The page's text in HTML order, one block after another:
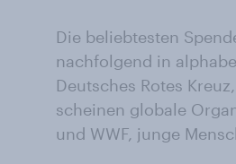
Die beliebtesten
nachfolgend in
Deutsches Rotes
scheinen globale
und WWF, junge